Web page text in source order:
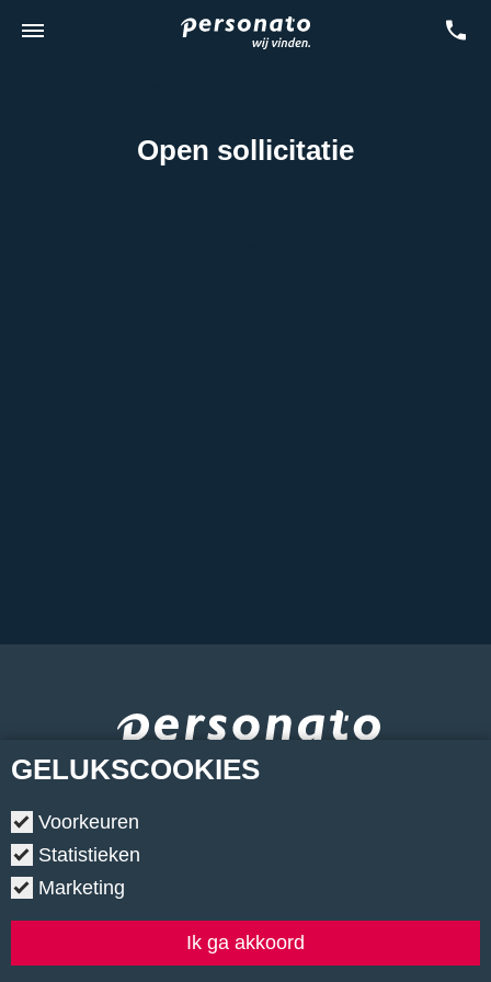
GELUKSCOOKIES
Voorkeuren
Statistieken
Marketing
Ik ga akkoord
Open sollicitatie
Copyright © 2026.
Privacyverklaring • Cookiebeleid • Klachtenregeling